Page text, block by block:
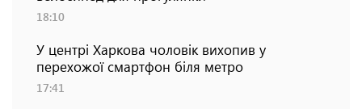
18:10
У центрі Харкова чоловік вихопив у
перехожої смартфон біля метро
17:41